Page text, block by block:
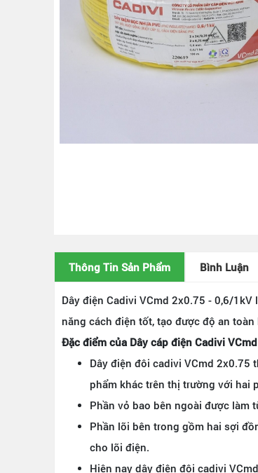
Thông Tin Sản Phẩm Bình Luận
Dây điện Cadivi VCmd 2x0.75 - 0,6/
năng cách điện tốt, tạo được độ an
Đặc điểm của Dây cáp điện Cadivi
Dây điện đôi cadivi VCmd
phẩm khác trên thị trường với hai
Phần vỏ bao bên ngoài được làm
Phần lõi bên trong gồm hai sợi
cho lõi điện.
Hiện nay dây điện đôi cadivi